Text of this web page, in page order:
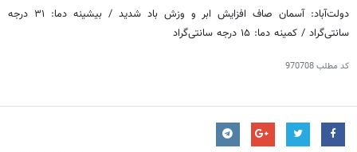
دولت‌آباد: آسمان صاف افزایش ابر و وزش باد شدید / بیشینه دما: ۳۱ درجه
سانتی‌گراد / کمینه دما: ۱۵ درجه سانتی‌گراد
کد مطلب970708